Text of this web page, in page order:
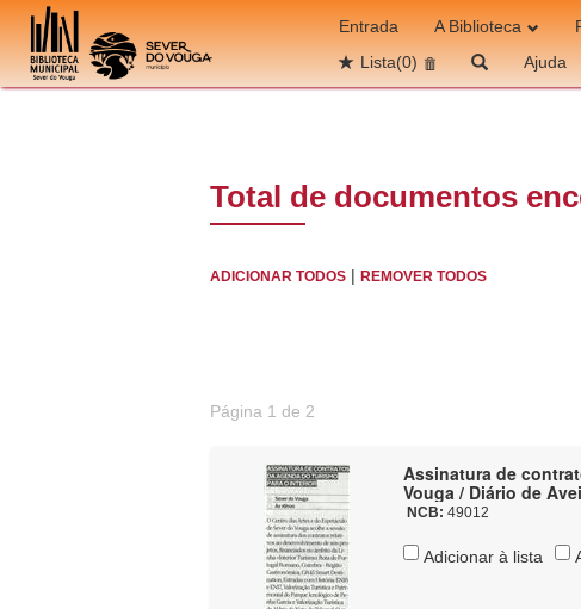
Ir para o conteúdo
Entrada A Biblioteca
Lista(0) Ajuda
Total de documentos
ADICIONAR TODOS |REMOVER TODOS
Página 1 de 2
Assinatura de
Vouga / Diário de
NCB:49012
Adicionar à lista